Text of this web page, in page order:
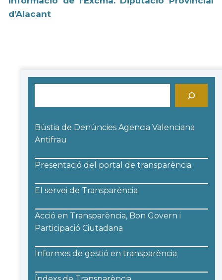
d’Alacant
Bústia de Denúncies Agencia Valenciana
Antifrau
Presentació del portal de transparència
El servei de Transparència
Acció en Transparència, Bon Govern i
Participació Ciutadana
Informes de gestió en transparència